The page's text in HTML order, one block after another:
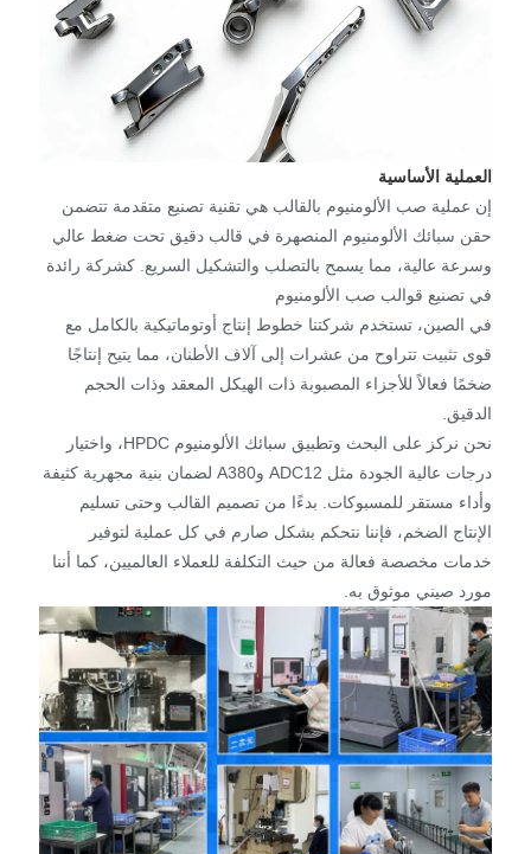
العملية الأساسية
إن عملية صب الألومنيوم بالقالب هي تقنية تصنيع متقدمة تتضمن
حقن سبائك الألومنيوم المنصهرة في قالب دقيق تحت ضغط عالي
وسرعة عالية، مما يسمح بالتصلب والتشكيل السريع. كشركة رائدة
في تصنيع قوالب صب الألومنيوم
في الصين، تستخدم شركتنا خطوط إنتاج أوتوماتيكية بالكامل مع
قوى تثبيت تتراوح من عشرات إلى آلاف الأطنان، مما يتيح إنتاجًا
ضخمًا فعالاً للأجزاء المصبوبة ذات الهيكل المعقد وذات الحجم
الدقيق.
نحن نركز على البحث وتطبيق سبائك الألومنيوم HPDC، واختيار
درجات عالية الجودة مثل ADC12 وA380 لضمان بنية مجهرية كثيفة
وأداء مستقر للمسبوكات. بدءًا من تصميم القالب وحتى تسليم
الإنتاج الضخم، فإننا نتحكم بشكل صارم في كل عملية لتوفير
خدمات مخصصة فعالة من حيث التكلفة للعملاء العالميين، كما أننا
مورد صيني موثوق به.